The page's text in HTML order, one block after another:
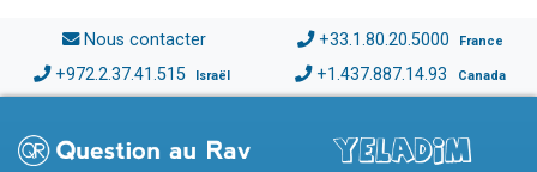
Nous contacter +33.1.80.20.5000 France
+972.2.37.41.515 Israël +1.437.887.14.93 Canada